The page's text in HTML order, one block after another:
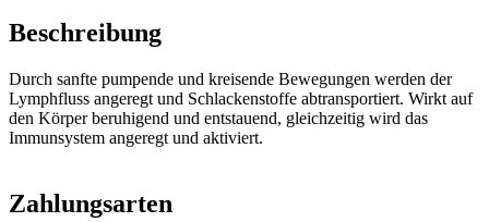
Beschreibung
Durch sanfte pumpende und kreisende Bewegungen werden der
Lymphfluss angeregt und Schlackenstoffe abtransportiert. Wirkt auf
den Körper beruhigend und entstauend, gleichzeitig wird das
Immunsystem angeregt und aktiviert.
Zahlungsarten